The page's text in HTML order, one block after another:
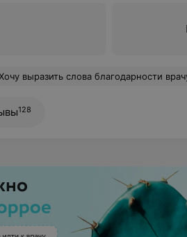
N5" Кулагиной Ирине Владимировне. Чуткий, вежливый, позитивный, невероятно приятный и душевный человек. Всегда внимательна с пациентами, всё расскажет в доступной и понятной форме. Мне очень повезло, что после сложной
128